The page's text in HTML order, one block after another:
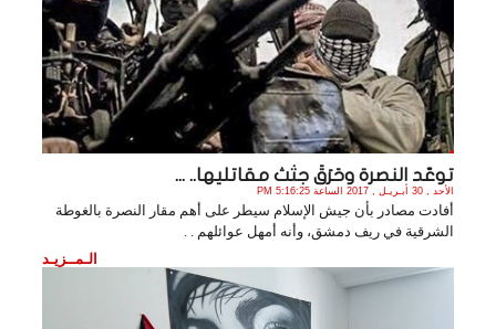
توعّد النصرة وحَرَقَ جثث مقاتليها.. ...
الأحد , 30 أبـريـل , 2017 الساعة 5:16:25 PM
أفادت مصادر بأن جيش الإسلام سيطر على أهم مقار النصرة بالغوطة
الشرقية في ريف دمشق، وأنه أمهل عوائلهم . .
الـمــزيـد